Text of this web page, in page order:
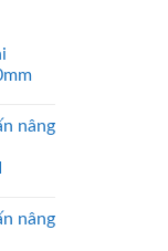
nâng
nâng